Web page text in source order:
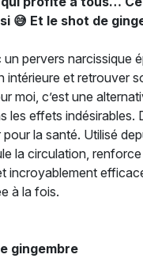
😅 Et le shot de
pervers narcissique
et retrouver
moi, c’est une
les effets indésirables.
la santé. Utilisé
la circulation,
incroyablement
à la fois.
gingembre